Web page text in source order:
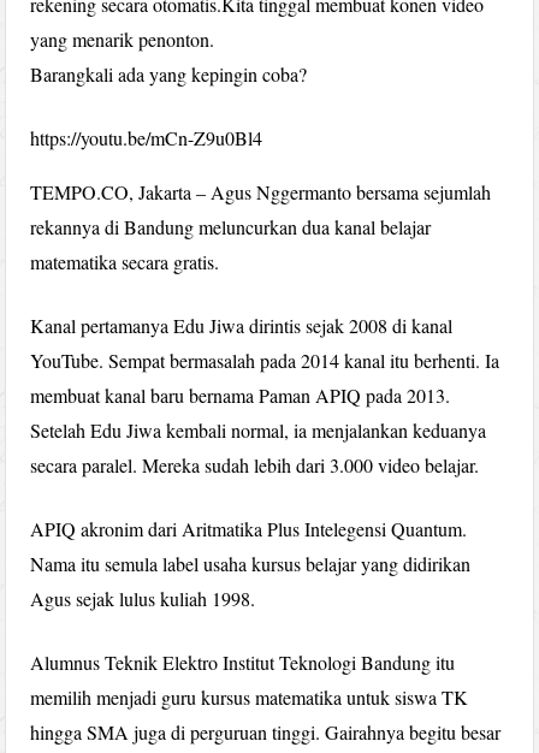
yang menarik penonton.
Barangkali ada yang kepingin coba?
https://youtu.be/mCn-Z9u0Bl4
TEMPO.CO, Jakarta – Agus Nggermanto bersama sejumlah
rekannya di Bandung meluncurkan dua kanal belajar
matematika secara gratis.
Kanal pertamanya Edu Jiwa dirintis sejak 2008 di kanal
YouTube. Sempat bermasalah pada 2014 kanal itu berhenti. Ia
membuat kanal baru bernama Paman APIQ pada 2013.
Setelah Edu Jiwa kembali normal, ia menjalankan keduanya
secara paralel. Mereka sudah lebih dari 3.000 video belajar.
APIQ akronim dari Aritmatika Plus Intelegensi Quantum.
Nama itu semula label usaha kursus belajar yang didirikan
Agus sejak lulus kuliah 1998.
Alumnus Teknik Elektro Institut Teknologi Bandung itu
memilih menjadi guru kursus matematika untuk siswa TK
hingga SMA juga di perguruan tinggi. Gairahnya begitu besar